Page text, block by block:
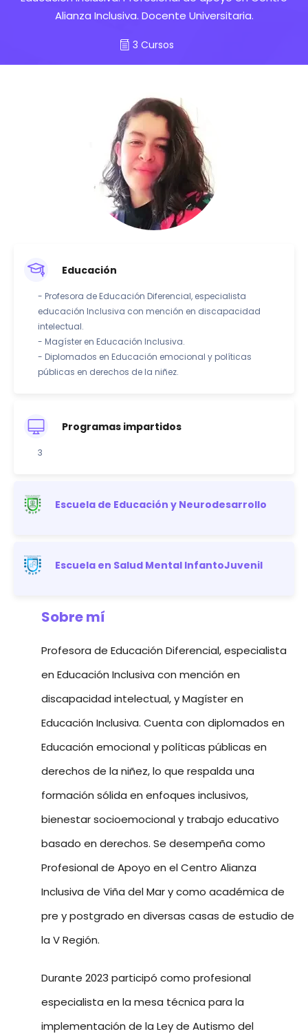
Alianza Inclusiva. Docente Universitaria.
3 Cursos
Educación
- Profesora de Educación Diferencial, especialista
educación Inclusiva con mención en discapacidad
intelectual.
- Magíster en Educación Inclusiva.
- Diplomados en Educación emocional y políticas
públicas en derechos de la niñez.
Programas impartidos
3
Escuela de Educación y Neurodesarrollo
Escuela en Salud Mental InfantoJuvenil
Sobre mí
Profesora de Educación Diferencial, especialista
en Educación Inclusiva con mención en
discapacidad intelectual, y Magíster en
Educación Inclusiva. Cuenta con diplomados en
Educación emocional y políticas públicas en
derechos de la niñez, lo que respalda una
formación sólida en enfoques inclusivos,
bienestar socioemocional y trabajo educativo
basado en derechos. Se desempeña como
Profesional de Apoyo en el Centro Alianza
Inclusiva de Viña del Mar y como académica de
pre y postgrado en diversas casas de estudio de
la V Región.
Durante 2023 participó como profesional
especialista en la mesa técnica para la
implementación de la Ley de Autismo del